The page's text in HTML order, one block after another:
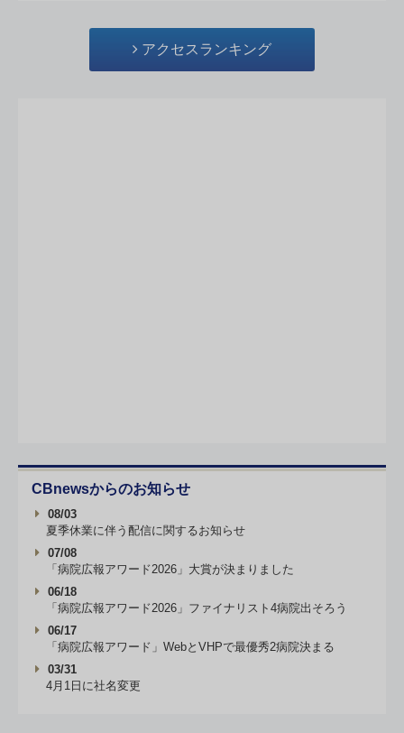
アクセスランキング
CBnewsからのお知らせ
08/03
夏季休業に伴う配信に関するお知らせ
07/08
「病院広報アワード2026」大賞が決まりました
06/18
「病院広報アワード2026」ファイナリスト4病院出そろう
06/17
「病院広報アワード」WebとVHPで最優秀2病院決まる
03/31
4月1日に社名変更